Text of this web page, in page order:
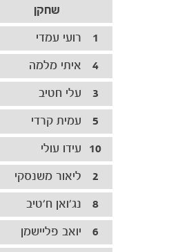
שחקן
1
רועי עמדי
4
איתי מלמה
3
עלי חטיב
5
עמית קרדי
10
עידו עולי
2
ליאור משנסקי
8
נג׳ואן ח׳טיב
6
יואב פליישמן